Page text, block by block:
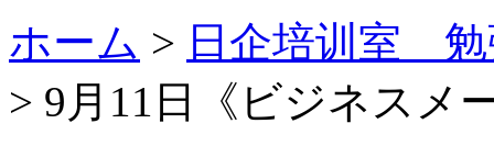
ホーム > 日企培训室 勉
> 9月11日《ビジネスメ